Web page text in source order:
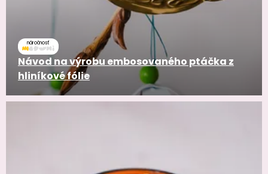
náročnosť
Návod na výrobu embosovaného ptáčka z
hliníkové fólie